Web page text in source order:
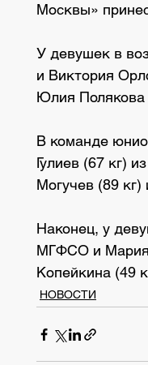
Москвы»
У девушек в
и Виктория
Юлия Полякова
В команде
Гулиев (67 кг)
Могучев (89
Наконец, у
МГФСО и Мария
Копейкина (49
НОВОСТИ